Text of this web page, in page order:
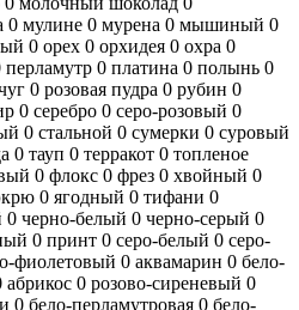
0 мулине 0 мурена 0 мышиный 0
0 орех 0 орхидея 0 охра 0
перламутр 0 платина 0 полынь 0
0 розовая пудра 0 рубин 0
0 серебро 0 серо-розовый 0
0 стальной 0 сумерки 0 суровый
0 тауп 0 терракот 0 топленое
0 флокс 0 фрез 0 хвойный 0
0 ягодный 0 тифани 0
0 черно-белый 0 черно-серый 0
0 принт 0 серо-белый 0 серо-
фиолетовый 0 аквамарин 0 бело-
абрикос 0 розово-сиреневый 0
0 бело-перламутровая 0 бело-